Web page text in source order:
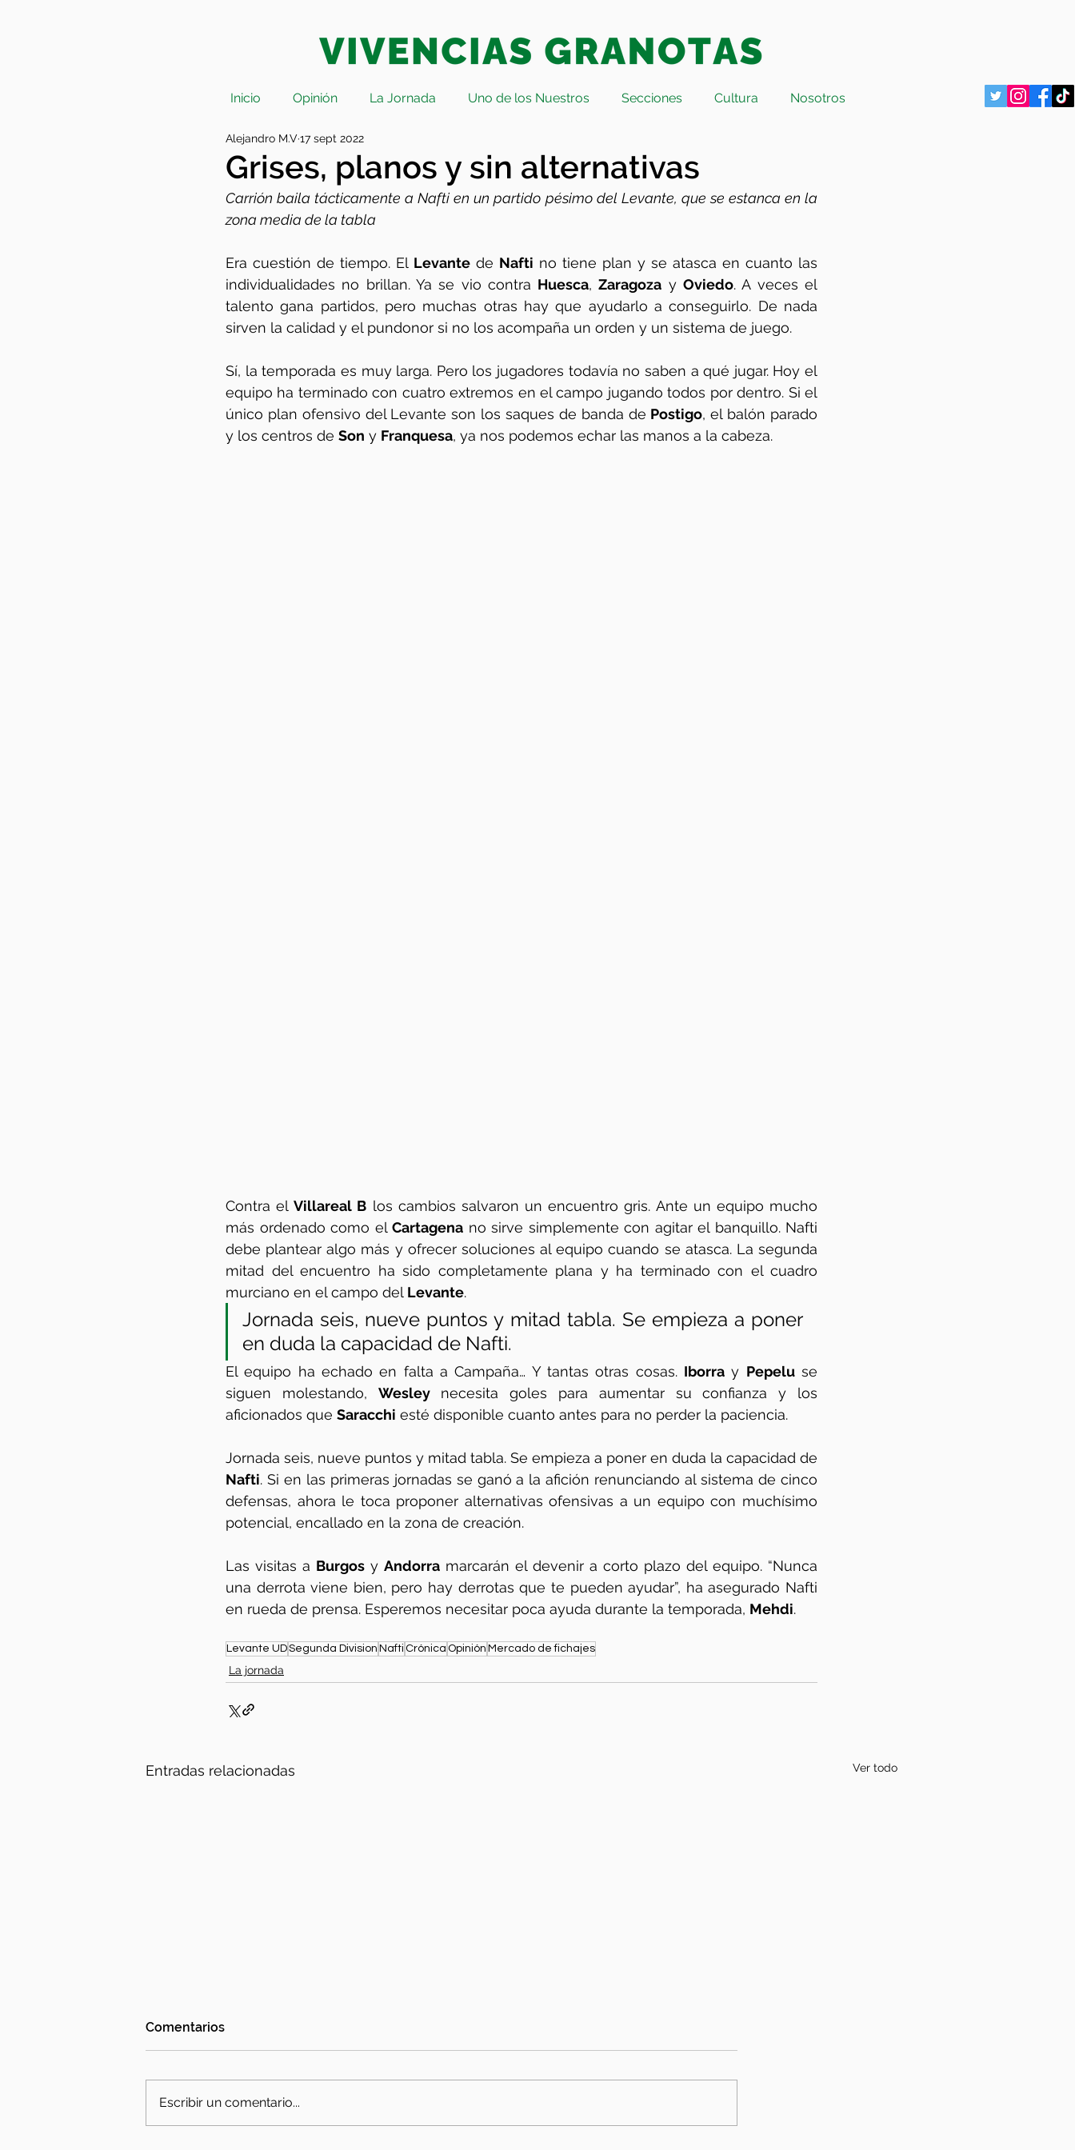
Inicio Opinión La Jornada Uno de los Nuestros Secciones Cultura Nosotros
Grises, planos y sin alternativas
Alejandro M.V17 sept 2022
Carrión baila tácticamente a Nafti en un partido pésimo del Levante, que se estanca en la
zona media de la tabla
Era cuestión de tiempo. El Levante de Nafti no tiene plan y se atasca en cuanto las
individualidades no brillan. Ya se vio contra Huesca, Zaragoza y Oviedo. A veces el
talento gana partidos, pero muchas otras hay que ayudarlo a conseguirlo. De nada
sirven la calidad y el pundonor si no los acompaña un orden y un sistema de juego.
Sí, la temporada es muy larga. Pero los jugadores todavía no saben a qué jugar. Hoy el
equipo ha terminado con cuatro extremos en el campo jugando todos por dentro. Si el
único plan ofensivo del Levante son los saques de banda de Postigo, el balón parado
y los centros de Son y Franquesa, ya nos podemos echar las manos a la cabeza.
Contra el Villareal B los cambios salvaron un encuentro gris. Ante un equipo mucho
más ordenado como el Cartagena no sirve simplemente con agitar el banquillo. Nafti
debe plantear algo más y ofrecer soluciones al equipo cuando se atasca. La segunda
mitad del encuentro ha sido completamente plana y ha terminado con el cuadro
murciano en el campo del Levante.
Jornada seis, nueve puntos y mitad tabla. Se empieza a poner
en duda la capacidad de Nafti.
El equipo ha echado en falta a Campaña… Y tantas otras cosas. Iborra y Pepelu se
siguen molestando, Wesley necesita goles para aumentar su confianza y los
aficionados que Saracchi esté disponible cuanto antes para no perder la paciencia.
Nafti. Si en las primeras jornadas se ganó a la afición renunciando al sistema de cinco
defensas, ahora le toca proponer alternativas ofensivas a un equipo con muchísimo
potencial, encallado en la zona de creación.
Las visitas a Burgos y Andorra marcarán el devenir a corto plazo del equipo. “Nunca
una derrota viene bien, pero hay derrotas que te pueden ayudar”, ha asegurado Nafti
en rueda de prensa. Esperemos necesitar poca ayuda durante la temporada, Mehdi.
Levante UDSegunda Division Nafti Crónica Opinión Mercado de fichajes
La jornada
Entradas relacionadas Ver todo
Comentarios
Escribir un comentario...